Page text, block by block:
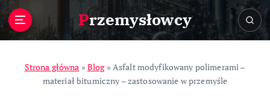
Przemysłowcy
Strona główna » Blog» Asfalt modyfikowany polimerami –
materiał bitumiczny – zastosowanie w przemyśle